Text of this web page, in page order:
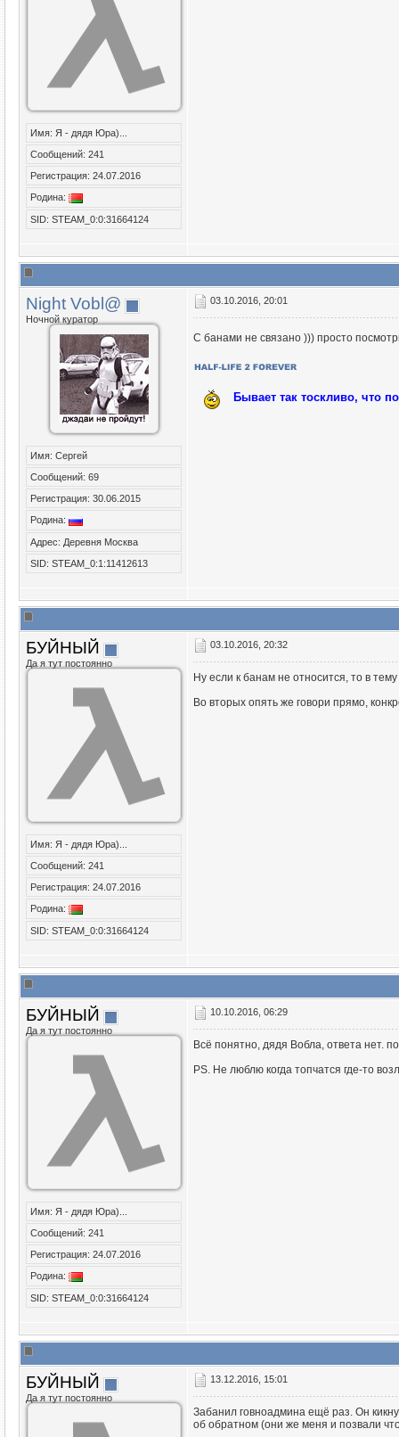
Имя: Я - дядя Юра)...
Сообщений: 241
Регистрация: 24.07.2016
Родина:
SID: STEAM_0:0:31664124
Night Vobl@
Ночной куратор
Имя: Сергей
Сообщений: 69
Регистрация: 30.06.2015
Родина:
Адрес: Деревня Москва
SID: STEAM_0:1:11412613
03.10.2016, 20:01
С банами не связано ))) просто
Бывает так тоскливо, что
БУЙНЫЙ
Да я тут постоянно
Имя: Я - дядя Юра)...
Сообщений: 241
Регистрация: 24.07.2016
Родина:
SID: STEAM_0:0:31664124
03.10.2016, 20:32
Ну если к банам не относится, то в
Во вторых опять же говори прямо,
БУЙНЫЙ
Да я тут постоянно
Имя: Я - дядя Юра)...
Сообщений: 241
Регистрация: 24.07.2016
Родина:
SID: STEAM_0:0:31664124
10.10.2016, 06:29
Всё понятно, дядя Вобла, ответа нет.
PS. Не люблю когда топчатся где-то
БУЙНЫЙ
Да я тут постоянно
13.12.2016, 15:01
Забанил говноадмина ещё раз. Он
об обратном (они же меня и позвали